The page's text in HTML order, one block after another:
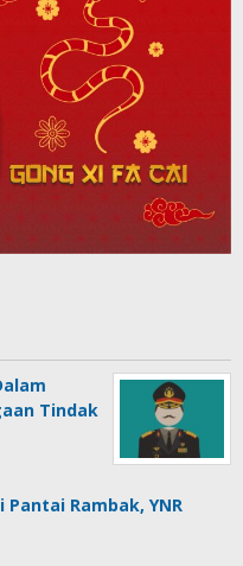
Tindak
Rambak, YNR